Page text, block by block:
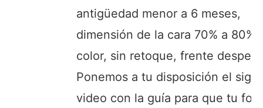
antigüedad menor a 6 meses,
dimensión de la cara 70% a 80%,
color, sin retoque, frente
Ponemos a tu disposición el
video con la guía para que tu